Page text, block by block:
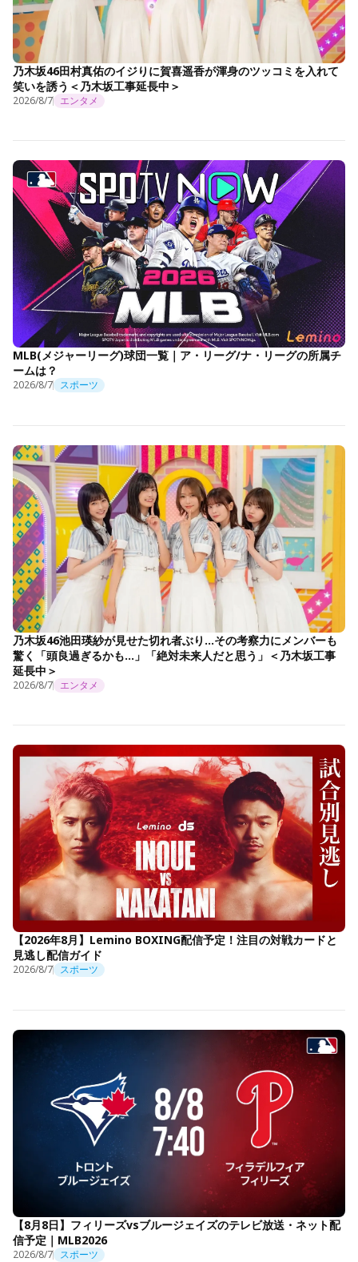
乃木坂46田村真佑のイジりに賀喜遥香が渾身のツッコミを入れて
笑いを誘う＜乃木坂工事延長中＞
2026/8/7 エンタメ
MLB(メジャーリーグ)球団一覧｜ア・リーグ/ナ・リーグの所属チ
ームは？
2026/8/7 スポーツ
乃木坂46池田瑛紗が見せた切れ者ぶり…その考察力にメンバーも
驚く「頭良過ぎるかも…」「絶対未来人だと思う」＜乃木坂工事
延長中＞
2026/8/7 エンタメ
【2026年8月】Lemino BOXING配信予定！注目の対戦カードと
見逃し配信ガイド
2026/8/7 スポーツ
【8月8日】フィリーズvsブルージェイズのテレビ放送・ネット配
信予定｜MLB2026
2026/8/7 スポーツ